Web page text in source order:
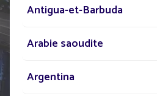
DE SU
Antigua-et-Barbuda
Arabie saoudite
Argentina